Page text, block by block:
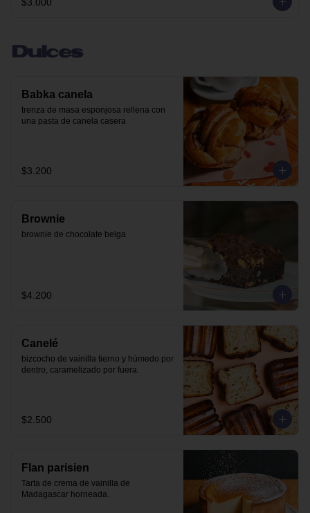
Dulces
Babka canela
trenza de masa esponjosa rellena con
una pasta de canela casera
$3.200
Brownie
brownie de chocolate belga
$4.200
Canelé
bizcocho de vainilla tierno y húmedo por
dentro, caramelizado por fuera.
$2.500
Flan parisien
Tarta de crema de vainilla de
Madagascar horneada.